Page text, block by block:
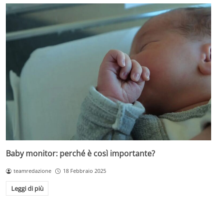
Baby monitor: perché è così importante?
teamredazione 18 Febbraio 2025
Leggi di più